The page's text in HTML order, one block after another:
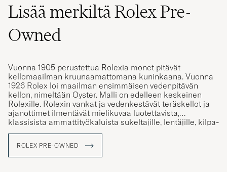
Lisää merkiltä Rolex Pre-
Owned
Vuonna 1905 perustettua Rolexia monet pitävät
kellomaailman kruunaamattomana kuninkaana. Vuonna
1926 Rolex loi maailman ensimmäisen vedenpitävän
kellon, nimeltään Oyster. Malli on edelleen keskeinen
Rolexille. Rolexin vankat ja vedenkestävät teräskellot ja
ajanottimet ilmentävät mielikuvaa luotettavista,
klassisista ammattityökaluista sukeltajille, lentäjille, kilpa-
Nykyään Rolexin vintage-kellot ovat erittäin haluttuja ja
niiden markkina-arvo on usein korkeampi kuin uuden
ROLEX PRE-OWNED